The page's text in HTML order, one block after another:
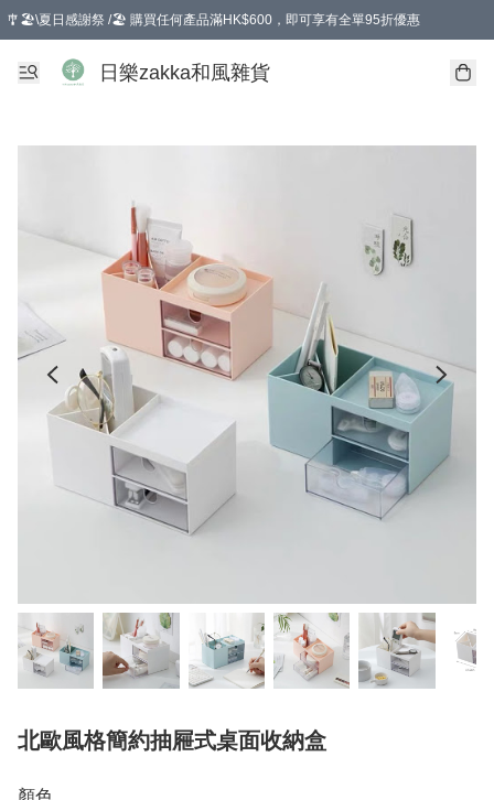
🎐🏖️\夏日感謝祭 /🏖️ 購買任何產品滿HK$600，即可享有全單95折優惠
選擇GoGoX住宅/工商地址配送，單一訂單消費購物滿HK$680(折扣後），可享有
日樂zakka和風雜貨
北歐風格簡約抽屜式桌面收納盒